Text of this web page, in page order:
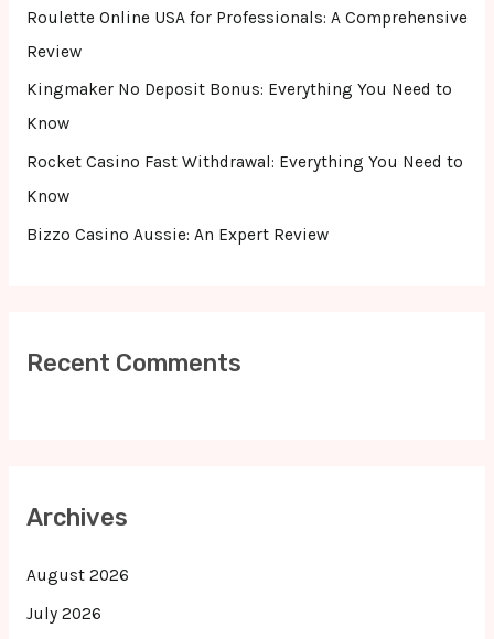
Roulette Online USA for Professionals: A Comprehensive
Review
Kingmaker No Deposit Bonus: Everything You Need to
Know
Rocket Casino Fast Withdrawal: Everything You Need to
Know
Bizzo Casino Aussie: An Expert Review
Recent Comments
Archives
August 2026
July 2026